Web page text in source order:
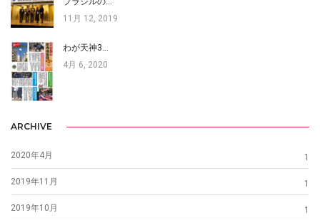
11月 12, 2019
わが天神3…
4月 6, 2020
ARCHIVE
2020年4月 1
2019年11月 1
2019年10月 1